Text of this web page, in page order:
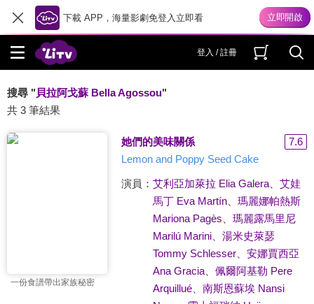
下載 APP，海量影劇免登入立即看
登入 / 註冊
搜尋 " 貝拉阿戈蘇 Bella Agossou"
共 3 筆結果
一份食譜帶出家族秘密
她們的美味關係
7.6
Lemon and Poppy Seed Cake
演員： 艾利亞加萊拉 Elia Galera、 艾娃
馬丁 Eva Martín、 瑪麗娜帕熱斯
Mariona Pagès
瑪麗露馬里尼
Marilú Marini、 湯米史萊瑟
Tommy Schlesser、 安娜賈西亞
Ana Gracia、 佩爾阿基勒 Pere
Arquillué、 南斯恩蘇埃 Nansi